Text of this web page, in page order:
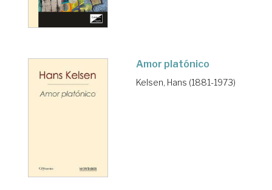
Amor platónico
Kelsen, Hans (1881-1973)